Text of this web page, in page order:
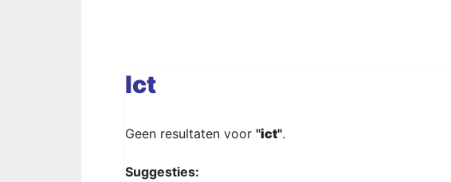
Ict
Geen resultaten voor "ict".
Suggesties: